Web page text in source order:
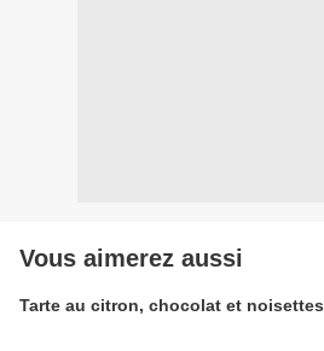
Vous aimerez aussi
Tarte au citron, chocolat et noisettes